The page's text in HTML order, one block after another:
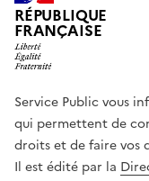
RÉPUBLIQUE
FRANÇAISE
Service Public vous
qui permettent de
droits et de faire vos
Il est édité par la